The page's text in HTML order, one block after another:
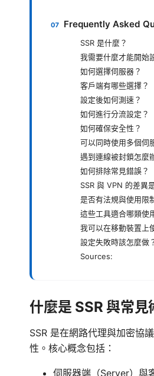
Frequently Asked
SSR 是什麼？
我需要什麼才能開始
如何選擇伺服器？
客戶端有哪些選擇？
設定後如何測速？
如何進行分流設定？
如何確保安全性？
可以同時使用多個伺
遇到連線被封鎖怎麼
如何排除常見錯誤？
SSR 與 VPN 的差異
是否有法規與使用限
這些工具適合哪類使
我可以在移動裝置上
設定失敗時該怎麼做
Sources:
什麼是 SSR 與常見
SSR 是在網路代理與加密協
性。核心概念包括：
伺服器端（Server）與